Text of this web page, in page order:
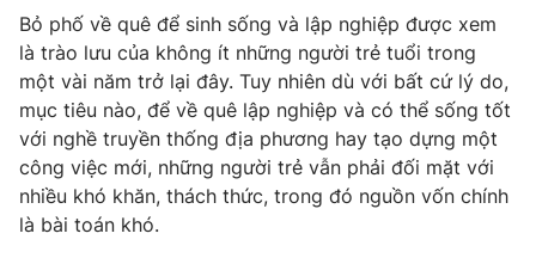
Câu chuyện quốc tế
Thị trường
Góc doanh nghiệp
Dữ liệu và đời sống
Truyền hình
Phim VTV
Hậu trường
Nhân vật
Giải trí
Điện ảnh
Đời sống
Bỏ phố về quê để sinh sống và lập nghiệp được xem
là trào lưu của không ít những người trẻ tuổi trong
một vài năm trở lại đây. Tuy nhiên dù với bất cứ lý do,
mục tiêu nào, để về quê lập nghiệp và có thể sống tốt
với nghề truyền thống địa phương hay tạo dựng một
công việc mới, những người trẻ vẫn phải đối mặt với
nhiều khó khăn, thách thức, trong đó nguồn vốn chính
là bài toán khó.